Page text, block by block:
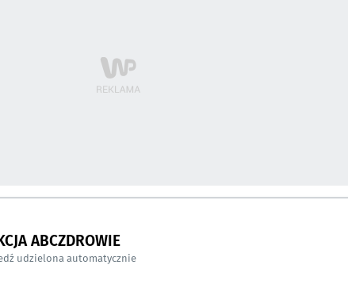
ABCZDROWIE
udzielona automatycznie